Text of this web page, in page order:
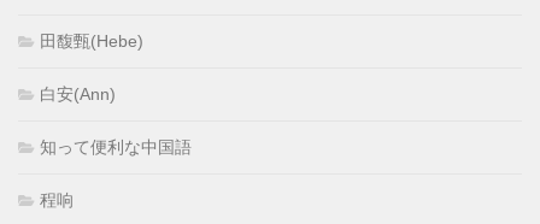
田馥甄(Hebe)
白安(Ann)
知って便利な中国語
程响